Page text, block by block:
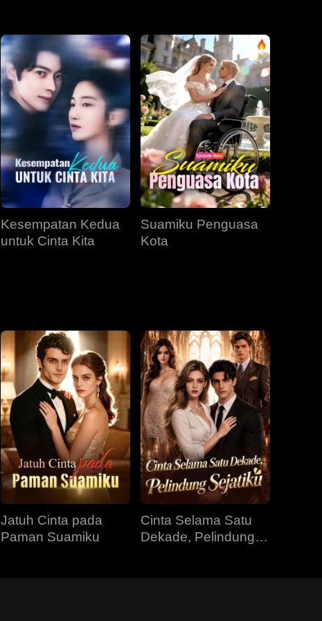
EP 34 EP 35 EP 36
EP 37 EP 38 EP 39
EP 40
Kesempatan Kedua
untuk Cinta Kita
Suamiku Penguasa
Kota
Jatuh Cinta pada
Paman Suamiku
Cinta Selama Satu
Dekade, Pelindung